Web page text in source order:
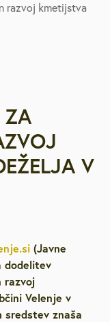
razvoj kmetijstva
ZA
V
(Javne
dodelitev
razvoj
Velenje v
sredstev znaša